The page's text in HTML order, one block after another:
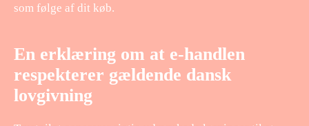
som følge af dit køb.
En erklæring om at e-handlen
respekterer gældende dansk
lovgivning